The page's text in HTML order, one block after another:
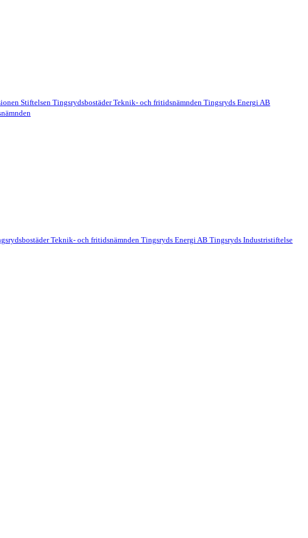
Stiftelsen TingsrydsbostäderTeknik- och fritidsnämnden Tingsryds Energi AB
Teknik- och fritidsnämnden Tingsryds Energi AB Tingsryds Industristiftelse